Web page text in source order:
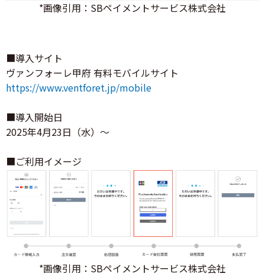
*画像引用：SBペイメントサービス株式会社
■導入サイト
ヴァンフォーレ甲府 有料モバイルサイト
https://www.ventforet.jp/mobile
■導入開始日
2025年4月23日（水）～
■ご利用イメージ
*画像引用：SBペイメントサービス株式会社